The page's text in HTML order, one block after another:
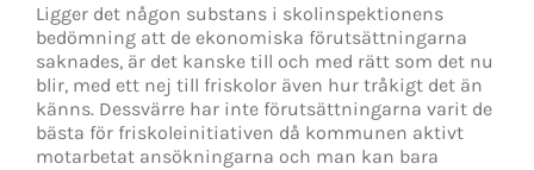
Ligger det någon substans i skolinspektionens
bedömning att de ekonomiska förutsättningarna
saknades, är det kanske till och med rätt som det nu
blir, med ett nej till friskolor även hur tråkigt det än
känns. Dessvärre har inte förutsättningarna varit de
bästa för friskoleinitiativen då kommunen aktivt
motarbetat ansökningarna och man kan bara